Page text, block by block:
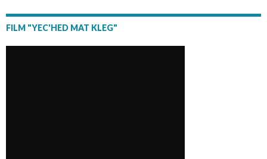
FILM "YEC'HED MAT KLEG"